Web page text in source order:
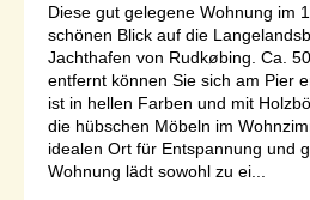
Diese gut gelegene Wohnung im
schönen Blick auf die
Jachthafen von Rudkøbing. Ca.
entfernt können Sie sich am Pier
ist in hellen Farben und mit
die hübschen Möbeln im
idealen Ort für Entspannung und
Wohnung lädt sowohl zu ei...